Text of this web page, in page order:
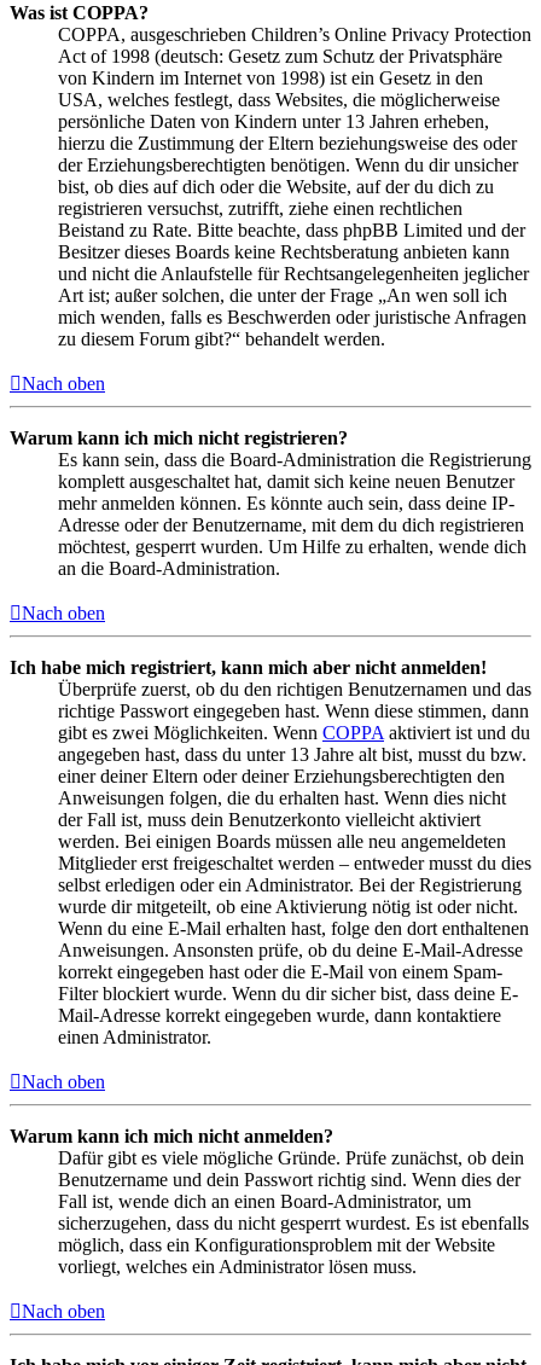
Was ist COPPA?
COPPA, ausgeschrieben Children’s Online Privacy Protection
Act of 1998 (deutsch: Gesetz zum Schutz der Privatsphäre
von Kindern im Internet von 1998) ist ein Gesetz in den
USA, welches festlegt, dass Websites, die möglicherweise
persönliche Daten von Kindern unter 13 Jahren erheben,
hierzu die Zustimmung der Eltern beziehungsweise des oder
der Erziehungsberechtigten benötigen. Wenn du dir unsicher
bist, ob dies auf dich oder die Website, auf der du dich zu
registrieren versuchst, zutrifft, ziehe einen rechtlichen
Beistand zu Rate. Bitte beachte, dass phpBB Limited und der
Besitzer dieses Boards keine Rechtsberatung anbieten kann
und nicht die Anlaufstelle für Rechtsangelegenheiten jeglicher
Art ist; außer solchen, die unter der Frage „An wen soll ich
mich wenden, falls es Beschwerden oder juristische Anfragen
zu diesem Forum gibt?“ behandelt werden.
Nach oben
Warum kann ich mich nicht registrieren?
Es kann sein, dass die Board-Administration die Registrierung
komplett ausgeschaltet hat, damit sich keine neuen Benutzer
mehr anmelden können. Es könnte auch sein, dass deine IP-
Adresse oder der Benutzername, mit dem du dich registrieren
möchtest, gesperrt wurden. Um Hilfe zu erhalten, wende dich
an die Board-Administration.
Nach oben
Ich habe mich registriert, kann mich aber nicht anmelden!
Überprüfe zuerst, ob du den richtigen Benutzernamen und das
richtige Passwort eingegeben hast. Wenn diese stimmen, dann
gibt es zwei Möglichkeiten. Wenn COPPA aktiviert ist und du
angegeben hast, dass du unter 13 Jahre alt bist, musst du bzw.
einer deiner Eltern oder deiner Erziehungsberechtigten den
Anweisungen folgen, die du erhalten hast. Wenn dies nicht
der Fall ist, muss dein Benutzerkonto vielleicht aktiviert
werden. Bei einigen Boards müssen alle neu angemeldeten
Mitglieder erst freigeschaltet werden – entweder musst du dies
selbst erledigen oder ein Administrator. Bei der Registrierung
wurde dir mitgeteilt, ob eine Aktivierung nötig ist oder nicht.
Wenn du eine E-Mail erhalten hast, folge den dort enthaltenen
Anweisungen. Ansonsten prüfe, ob du deine E-Mail-Adresse
korrekt eingegeben hast oder die E-Mail von einem Spam-
Filter blockiert wurde. Wenn du dir sicher bist, dass deine E-
Mail-Adresse korrekt eingegeben wurde, dann kontaktiere
einen Administrator.
Nach oben
Warum kann ich mich nicht anmelden?
Dafür gibt es viele mögliche Gründe. Prüfe zunächst, ob dein
Benutzername und dein Passwort richtig sind. Wenn dies der
Fall ist, wende dich an einen Board-Administrator, um
sicherzugehen, dass du nicht gesperrt wurdest. Es ist ebenfalls
möglich, dass ein Konfigurationsproblem mit der Website
vorliegt, welches ein Administrator lösen muss.
Nach oben